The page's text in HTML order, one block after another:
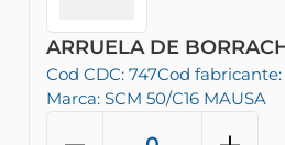
ARRUELA DE
Cod CDC: 747Cod fabricante:
Marca: SCM 50/C16 MAUSA